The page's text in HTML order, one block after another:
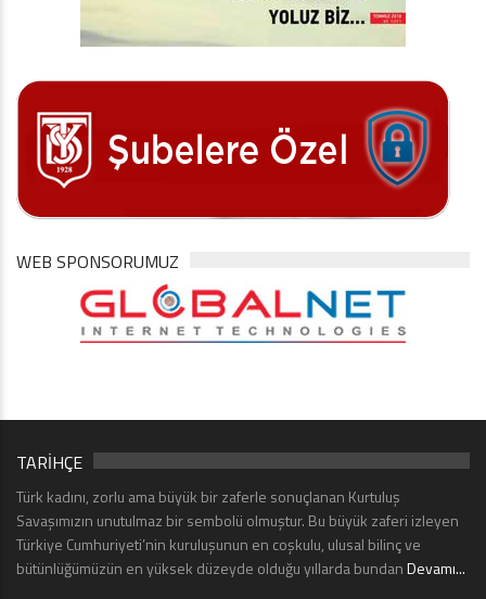
WEB SPONSORUMUZ
TARİHÇE
Türk kadını, zorlu ama büyük bir zaferle sonuçlanan Kurtuluş
Savaşımızın unutulmaz bir sembolü olmuştur. Bu büyük zaferi izleyen
Türkiye Cumhuriyeti’nin kuruluşunun en coşkulu, ulusal bilinç ve
bütünlüğümüzün en yüksek düzeyde olduğu yıllarda bundanDevamı...